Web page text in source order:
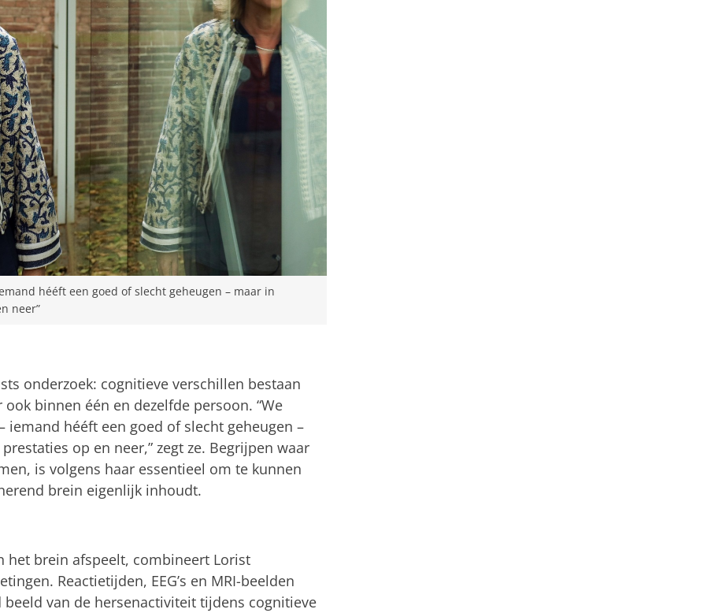
hééft een goed of slecht geheugen – maar in
neer”
onderzoek: cognitieve verschillen bestaan
binnen één en dezelfde persoon. “We
iemand hééft een goed of slecht geheugen –
op en neer,” zegt ze. Begrijpen waar
is volgens haar essentieel om te kunnen
brein eigenlijk inhoudt.
het brein afspeelt, combineert Lorist
Reactietijden, EEG’s en MRI-beelden
van de hersenactiviteit tijdens cognitieve